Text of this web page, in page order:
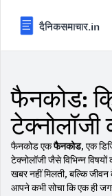
फैनकोड:
फैनकोड एकफैनकोड, एक
टेक्नोलॉजी जैसे विभिन्न
खबर नहीं मिलती, बल्कि
आपने कभी सोचा कि एक ही